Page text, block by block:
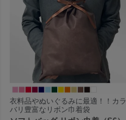
衣料品やぬいぐるみに最適！！カラ
バリ豊富なリボン巾着袋